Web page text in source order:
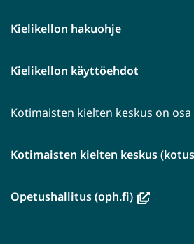
Kielikellon hakuohje
Kielikellon käyttöehdot
Kotimaisten kielten keskus on
Kotimaisten kielten keskus
Opetushallitus (oph.fi)(avautuu